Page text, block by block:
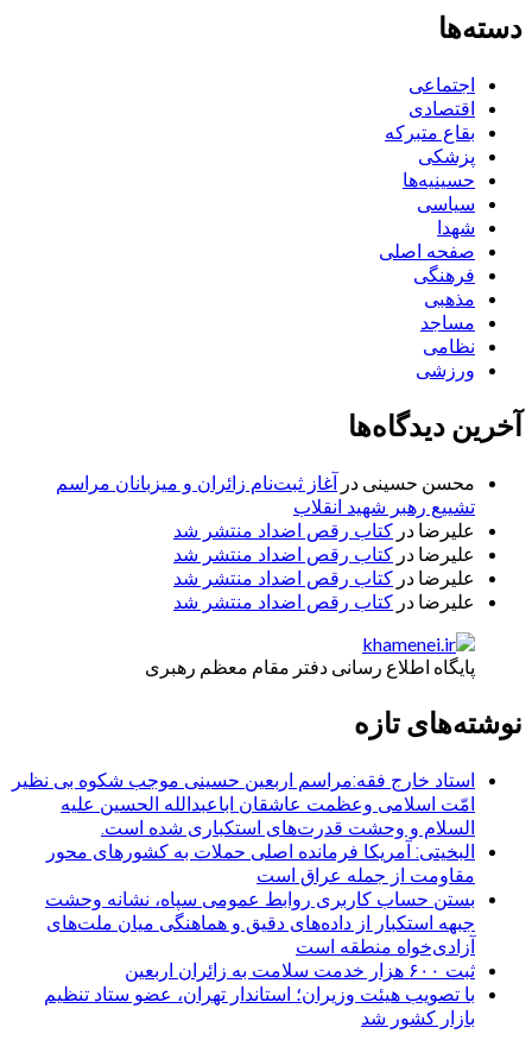
دسته‌ها
اجتماعی
اقتصادی
بقاع متبرکه
پزشکی
حسینیه‌ها
سیاسی
شهدا
صفحه اصلی
فرهنگی
مذهبی
مساجد
نظامی
ورزشی
آخرین دیدگاه‌ها
محسن حسینی در آغاز ثبت‌نام زائران و میزبانان مراسم
تشییع رهبر شهید انقلاب
علیرضا در کتاب رقص اضداد منتشر شد
علیرضا در کتاب رقص اضداد منتشر شد
علیرضا در کتاب رقص اضداد منتشر شد
علیرضا در کتاب رقص اضداد منتشر شد
پایگاه اطلاع رسانی دفتر مقام معظم رهبری
نوشته‌های تازه
استاد خارج فقه:مراسم اربعین حسینی موجب شکوه بی نظیر
امّت اسلامی وعظمت عاشقان اباعبدالله الحسین علیه
السلام و وحشت قدرت‌های استکباری شده است.
البخیتی: آمریکا فرمانده اصلی حملات به کشورهای محور
مقاومت از جمله عراق است
بستن حساب کاربری روابط عمومی سپاه، نشانه‌ وحشت
جبهه استکبار از داده‌های دقیق و هماهنگی میان ملت‌های
آزادی‌خواه منطقه است
ثبت ۶۰۰ هزار خدمت سلامت به زائران اربعین
با تصویب هیئت وزیران؛ استاندار تهران، عضو ستاد تنظیم
بازار کشور شد